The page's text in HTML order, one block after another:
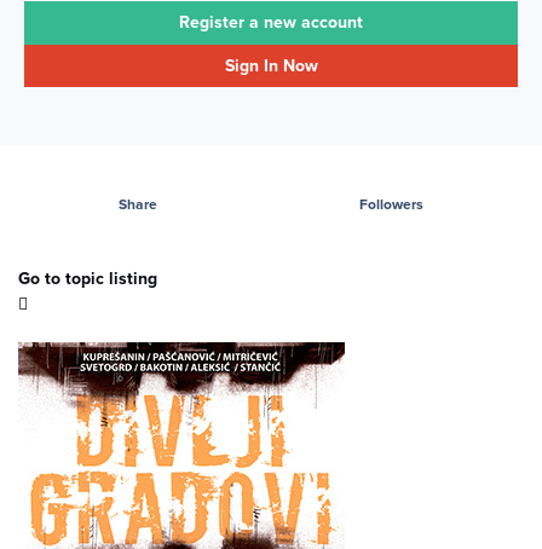
Register a new account
Sign In Now
Share Followers
Go to topic listing